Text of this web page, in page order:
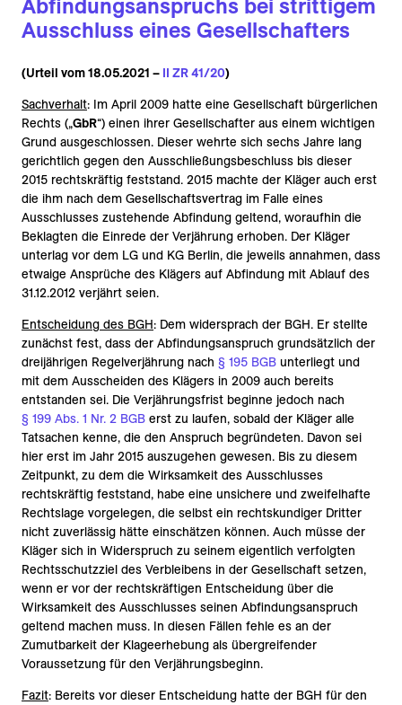
Abfindungsanspruchs bei strittigem
Ausschluss eines Gesellschafters
(Urteil vom 18.05.2021 – II ZR 41/20)
Sachverhalt: Im April 2009 hatte eine Gesellschaft bürgerlichen
Rechts („GbR“) einen ihrer Gesellschafter aus einem wichtigen
Grund ausgeschlossen. Dieser wehrte sich sechs Jahre lang
gerichtlich gegen den Ausschließungsbeschluss bis dieser
2015 rechtskräftig feststand. 2015 machte der Kläger auch erst
die ihm nach dem Gesellschaftsvertrag im Falle eines
Ausschlusses zustehende Abfindung geltend, woraufhin die
Beklagten die Einrede der Verjährung erhoben. Der Kläger
unterlag vor dem LG und KG Berlin, die jeweils annahmen, dass
etwaige Ansprüche des Klägers auf Abfindung mit Ablauf des
31.12.2012 verjährt seien.
Entscheidung des BGH: Dem widersprach der BGH. Er stellte
zunächst fest, dass der Abfindungsanspruch grundsätzlich der
dreijährigen Regelverjährung nach § 195 BGB unterliegt und
mit dem Ausscheiden des Klägers in 2009 auch bereits
entstanden sei. Die Verjährungsfrist beginne jedoch nach
§ 199 Abs. 1 Nr. 2 BGB erst zu laufen, sobald der Kläger alle
Tatsachen kenne, die den Anspruch begründeten. Davon sei
hier erst im Jahr 2015 auszugehen gewesen. Bis zu diesem
Zeitpunkt, zu dem die Wirksamkeit des Ausschlusses
rechtskräftig feststand, habe eine unsichere und zweifelhafte
Rechtslage vorgelegen, die selbst ein rechtskundiger Dritter
nicht zuverlässig hätte einschätzen können. Auch müsse der
Kläger sich in Widerspruch zu seinem eigentlich verfolgten
Rechtsschutzziel des Verbleibens in der Gesellschaft setzen,
wenn er vor der rechtskräftigen Entscheidung über die
Wirksamkeit des Ausschlusses seinen Abfindungsanspruch
geltend machen muss. In diesen Fällen fehle es an der
Zumutbarkeit der Klageerhebung als übergreifender
Voraussetzung für den Verjährungsbeginn.
Fazit: Bereits vor dieser Entscheidung hatte der BGH für den